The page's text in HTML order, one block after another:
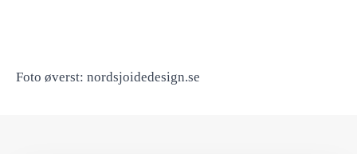
Foto øverst: nordsjoidedesign.se